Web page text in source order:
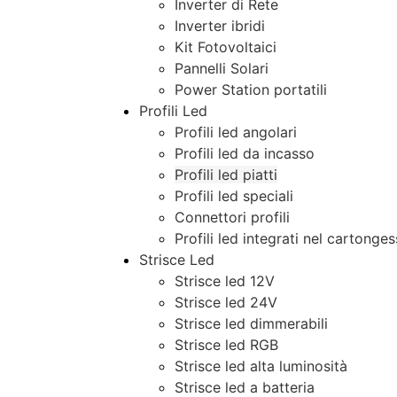
Inverter di Rete
Inverter ibridi
Kit Fotovoltaici
Pannelli Solari
Power Station portatili
Profili Led
Profili led angolari
Profili led da incasso
Profili led piatti
Profili led speciali
Connettori profili
Profili led integrati nel
Strisce Led
Strisce led 12V
Strisce led 24V
Strisce led dimmerabili
Strisce led RGB
Strisce led alta luminosità
Strisce led a batteria